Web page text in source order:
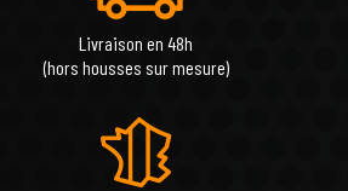
Livraison en 48h
(hors housses sur mesure)